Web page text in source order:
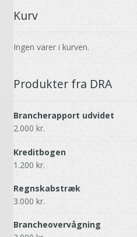
Kurv
Ingen varer i kurven.
Produkter fra DRA
Brancherapport udvidet
2.000 kr.
Kreditbogen
1.200 kr.
Regnskabstræk
3.000 kr.
Brancheovervågning